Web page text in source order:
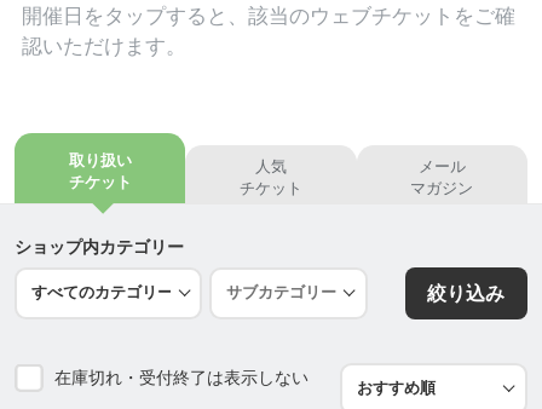
そこにフラワーエッセンスを取り入れていくこと
で、回数を重ねるたびに通常のヨガよりもさらに心
◆リラックスヨガ◆
普段ほとんど運動をしていないので、ついていける
か不安。
思考と身体と心がいつもなんだか忙しく、リラック
ス出来ない。
常にどこか緊張している感じがする。ゆったりとし
そんな方におすすめのクラスです。
難易度：☆
開催日を タップすると、該当のウェブチケットをご確
認いただけます。
取り扱い
チケット
人気
チケット
メール
マガジン
ショップ内カテゴリー
絞り込み
在庫切れ・受付終了は表示しない